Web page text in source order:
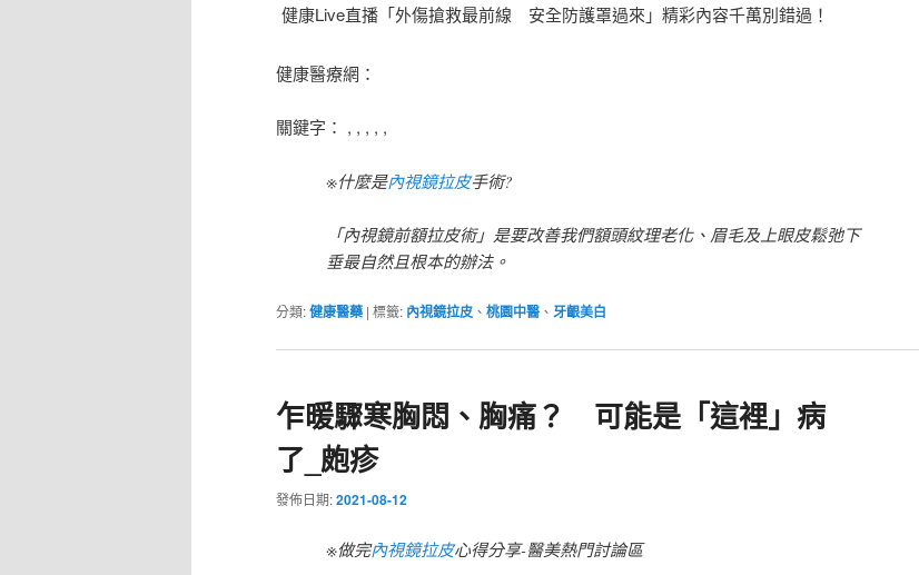
健康Live直播「外傷搶救最前線 安全防護罩過來」精彩內容千萬別錯過！
健康醫療網：
關鍵字： , , , , ,
※什麼是內視鏡拉皮手術?
「內視鏡前額拉皮術」是要改善我們額頭紋理老化、眉毛及上眼皮鬆弛下
垂最自然且根本的辦法。
分類:健康醫藥 | 標籤: 內視鏡拉皮 、 桃園中醫 、 牙齦美白
乍暖驟寒胸悶、胸痛？ 可能是「這裡」病
了_皰疹
發佈日期:2021-08-12
※做完內視鏡拉皮心得分享-醫美熱門討論區